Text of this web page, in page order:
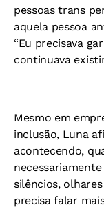
pessoas trans
aquela pessoa
“Eu precisava
continuava
Mesmo em
inclusão, Luna
acontecendo,
silêncios,
precisa falar